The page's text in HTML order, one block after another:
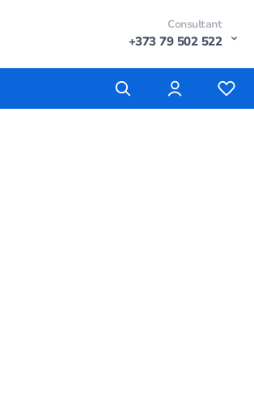
Consultant
+373 79 502 522